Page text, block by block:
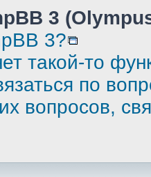
3
3?
такой-то
по
вопросов,